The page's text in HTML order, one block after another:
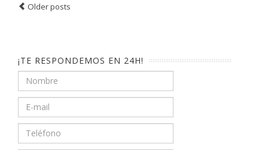
Post navigation
Older posts
¡TE RESPONDEMOS EN 24H!